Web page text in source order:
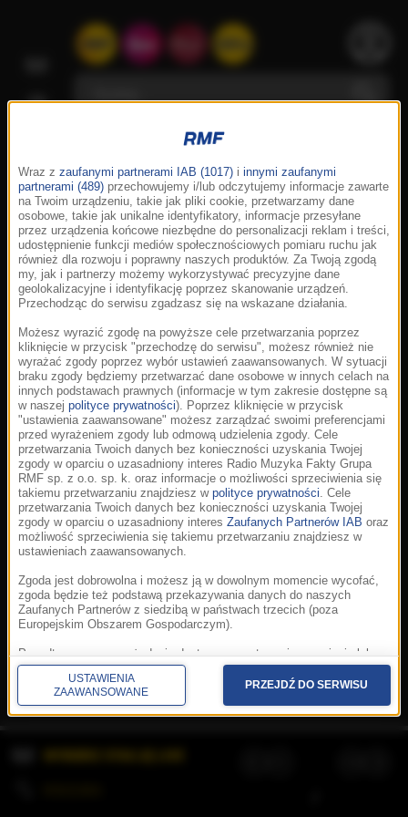
Korzystanie z portalu oznacza akceptację
Prywatność.Aplikacje.© 2026 Radio Muzyka
Fakty Grupa RMF sp. z o.o. sp. k.
Wraz z zaufanymi partnerami IAB (1017) i innymi zaufanymi
partnerami (489) przechowujemy i/lub odczytujemy informacje zawarte
na Twoim urządzeniu, takie jak pliki cookie, przetwarzamy dane
osobowe, takie jak unikalne identyfikatory, informacje przesyłane
przez urządzenia końcowe niezbędne do personalizacji reklam i treści,
udostępnienie funkcji mediów społecznościowych pomiaru ruchu jak
również dla rozwoju i poprawny naszych produktów. Za Twoją zgodą
my, jak i partnerzy możemy wykorzystywać precyzyjne dane
geolokalizacyjne i identyfikację poprzez skanowanie urządzeń.
Przechodząc do serwisu zgadzasz się na wskazane działania.
Możesz wyrazić zgodę na powyższe cele przetwarzania poprzez
kliknięcie w przycisk "przechodzę do serwisu", możesz również nie
wyrażać zgody poprzez wybór ustawień zaawansowanych. W sytuacji
braku zgody będziemy przetwarzać dane osobowe w innych celach na
innych podstawach prawnych (informacje w tym zakresie dostępne są
w naszej polityce prywatności). Poprzez kliknięcie w przycisk
"ustawienia zaawansowane" możesz zarządzać swoimi preferencjami
przed wyrażeniem zgody lub odmową udzielenia zgody. Cele
przetwarzania Twoich danych bez konieczności uzyskania Twojej
zgody w oparciu o uzasadniony interes Radio Muzyka Fakty Grupa
RMF sp. z o.o. sp. k. oraz informacje o możliwości sprzeciwienia się
takiemu przetwarzaniu znajdziesz w polityce prywatności. Cele
przetwarzania Twoich danych bez konieczności uzyskania Twojej
zgody w oparciu o uzasadniony interes Zaufanych Partnerów IAB oraz
możliwość sprzeciwienia się takiemu przetwarzaniu znajdziesz w
ustawieniach zaawansowanych.
Zgoda jest dobrowolna i możesz ją w dowolnym momencie wycofać,
zgoda będzie też podstawą przekazywania danych do naszych
Zaufanych Partnerów z siedzibą w państwach trzecich (poza
Europejskim Obszarem Gospodarczym).
Ponadto masz prawo żądania dostępu, sprostowania, usunięcia lub
ograniczenia przetwarzania danych, a także złożenia skargi do
Prezesa Urzędu Ochrony Danych Osobowych. W polityce prywatności
znajdziesz informacje jak wykonać swoje prawa. Szczegółowe
informacje na temat przetwarzania Twoich danych znajdują się w
USTAWIENIA
ZAAWANSOWANE
PRZEJDŹ DO SERWISU